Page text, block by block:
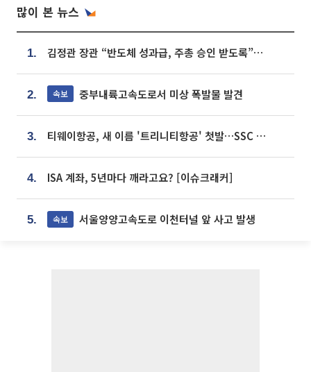
많이 본 뉴스
1. 김정관 장관 “반도체 성과급, 주총 승인 받도록”…상법·자본시장법 개정 시사
2. 속보 중부내륙고속도로서 미상 폭발물 발견
3. 티웨이항공, 새 이름 '트리니티항공' 첫발…SSC 전략 본격화
4. ISA 계좌, 5년마다 깨라고요? [이슈크래커]
5. 속보 서울양양고속도로 이천터널 앞 사고 발생